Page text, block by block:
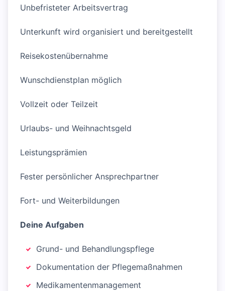
Unbefristeter Arbeitsvertrag
Unterkunft wird organisiert und bereitgestellt
Reisekostenübernahme
Wunschdienstplan möglich
Vollzeit oder Teilzeit
Urlaubs- und Weihnachtsgeld
Leistungsprämien
Fester persönlicher Ansprechpartner
Fort- und Weiterbildungen
Deine Aufgaben
Grund- und Behandlungspflege
Dokumentation der Pflegemaßnahmen
Medikamentenmanagement